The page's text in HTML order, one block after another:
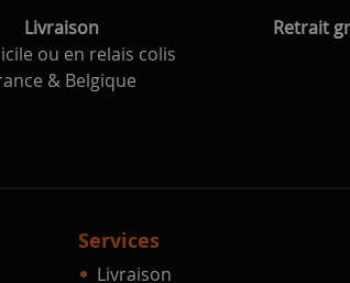
Livraison
ou en relais colis
& Belgique
Retrait
Services
Livraison